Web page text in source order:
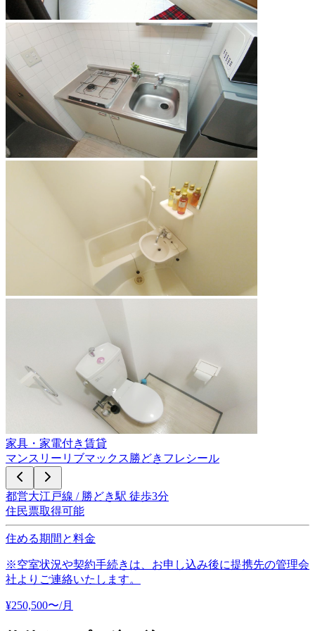
家具・家電付き賃貸
マンスリーリブマックス勝どきフレシール
都営大江戸線 / 勝どき駅 徒歩3分
住民票取得可能
住める期間と料金
※空室状況や契約手続きは、お申し込み後に提携先の管理会
社よりご連絡いたします。
¥250,500〜/月